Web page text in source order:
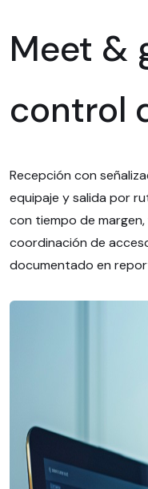
Meet &
control
Recepción con
equipaje y salida por
con tiempo de
coordinación de
documentado en